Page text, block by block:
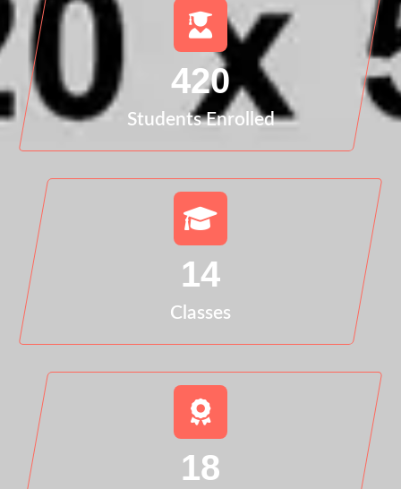
420
Students Enrolled
14
Classes
18